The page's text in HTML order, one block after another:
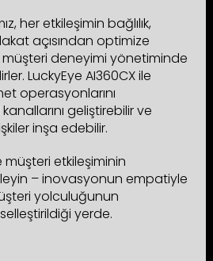
her etkileşimin bağlılık,
açısından optimize
deneyimi yönetiminde
LuckyEye AI360CX ile
operasyonlarını
geliştirebilir ve
inşa edebilir.
müşteri etkileşiminin
– inovasyonun empatiyle
yolculuğunun
yerde.